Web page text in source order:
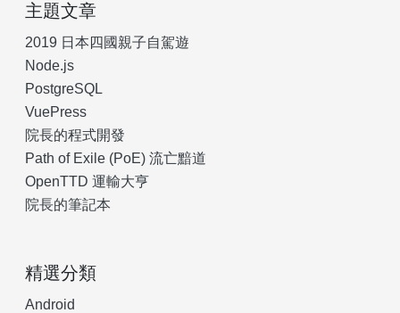
主題文章
2019 日本四國親子自駕遊
Node.js
PostgreSQL
VuePress
院長的程式開發
Path of Exile (PoE) 流亡黯道
OpenTTD 運輸大亨
院長的筆記本
精選分類
Android